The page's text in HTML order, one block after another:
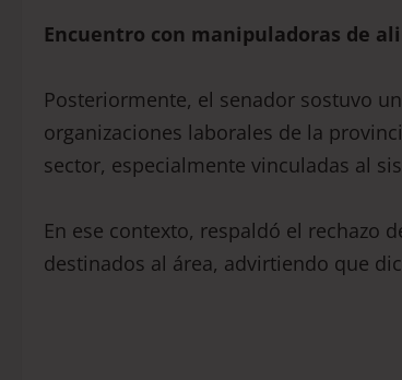
Encuentro con manipuladoras de
Posteriormente, el senador sostuvo
organizaciones laborales de la
sector, especialmente vinculadas al
En ese contexto, respaldó el rechazo
destinados al área, advirtiendo que